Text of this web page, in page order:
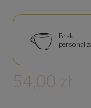
Brak
54,00 zł